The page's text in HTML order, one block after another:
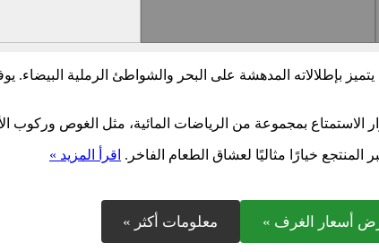
بإطلالاته المدهشة على البحر والشواطئ الرملية البيضاء.
الاستمتاع بمجموعة من الرياضات المائية، مثل الغوص وركوب
خيارًا مثاليًا لعشاق الطعام الفاخر. اقرأ المزيد »
أسعار الغرف » معلومات أكثر »